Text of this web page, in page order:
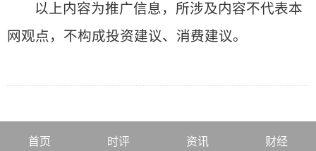
以上内容为推广信息，所涉及内容不代表本
网观点，不构成投资建议、消费建议。
首页 时评 资讯 财经